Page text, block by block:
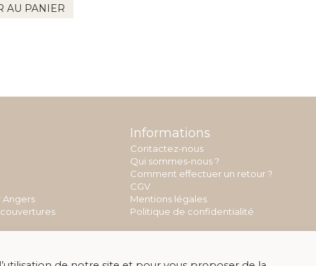
AU PANIER
Angers
Informations
Contactez-nous
Qui sommes-nous ?
Comment effectuer un retour ?
CGV
Mentions légales
Politique de confidentialité